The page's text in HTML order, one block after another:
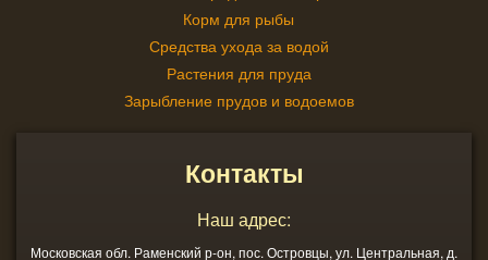
Корм для рыбы
Средства ухода за водой
Растения для пруда
Зарыбление прудов и водоемов
Контакты
Наш адрес:
Московская обл. Раменский р-он, пос. Островцы, ул. Центральная, д.